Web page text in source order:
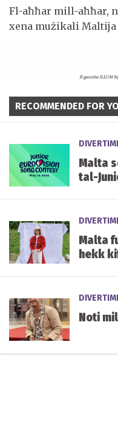
Fl-aħħar mill-aħħar,
xena mużikali Maltija
RECOMMENDED FOR
Malta
tal-
Malta
hekk
Noti